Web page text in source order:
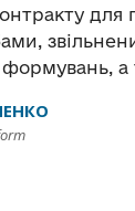
формувань,